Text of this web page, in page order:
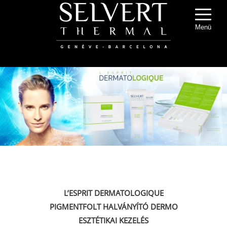
Menü
L’ESPRIT DERMATOLOGIQUE
PIGMENTFOLT HALVÁNYÍTÓ DERMO
ESZTÉTIKAI KEZELÉS